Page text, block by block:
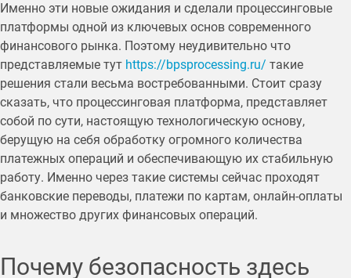
Именно эти новые ожидания и сделали процессинговые
платформы одной из ключевых основ современного
финансового рынка. Поэтому неудивительно что
представляемые тут https://bpsprocessing.ru/ такие
решения стали весьма востребованными. Стоит сразу
сказать, что процессинговая платформа, представляет
собой по сути, настоящую технологическую основу,
берущую на себя обработку огромного количества
платежных операций и обеспечивающую их стабильную
работу. Именно через такие системы сейчас проходят
банковские переводы, платежи по картам, онлайн-оплаты
и множество других финансовых операций.
Почему безопасность здесь